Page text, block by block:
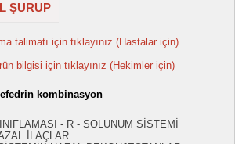
ŞURUP
talimatı için tıklayınız (Hastalar için)
bilgisi için tıklayınız (Hekimler için)
kombinasyon
- R - SOLUNUM SİSTEMİ
İLAÇLAR